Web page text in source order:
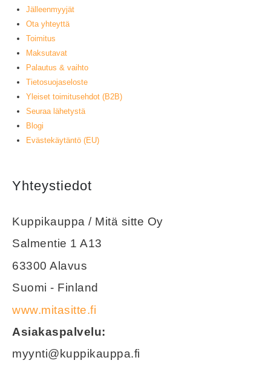
Jälleenmyyjät
Ota yhteyttä
Toimitus
Maksutavat
Palautus & vaihto
Tietosuojaseloste
Yleiset toimitusehdot (B2B)
Seuraa lähetystä
Blogi
Evästekäytäntö (EU)
Yhteystiedot
Kuppikauppa / Mitä sitte Oy
Salmentie 1 A13
63300 Alavus
Suomi - Finland
www.mitasitte.fi
Asiakaspalvelu:
myynti@kuppikauppa.fi